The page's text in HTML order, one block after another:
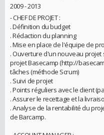
2009 - 2013
- CHEF DE PROJET :
. Définition du budget
. Rédaction du planning
. Mise en place de l'équipe de
. Ouverture d'un nouveau
projet Basecamp (http://
tâches (méthode Scrum)
. Suivi de projet
. Points réguliers avec le client
. Assurer le recettage et la
. Analyse de la rentabilité du
de Barcamp.